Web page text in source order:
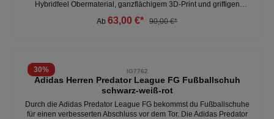
Hybridfeel Obermaterial, ganzflächigem 3D-Print und griffigen
Controlplate 2.0 Außensohle sorgt für Stabilität auf festen Böden,
mindestens 20 % aus recycelten und erneuerbaren Materialien
Wetere Herren Fußballschuhe unter: Herren - Schuhe - Fussball
Ab 63,00 €* 90,00 €*
30% IG7762
Adidas Herren Predator League FG Fußballschuh
schwarz-weiß-rot
Durch die Adidas Predator League FG bekommst du Fußballschuhe
für einen verbesserten Abschluss vor dem Tor. Die Adidas Predator